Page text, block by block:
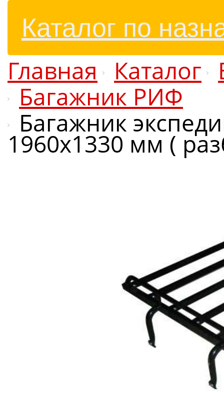
Каталог по
Главная Каталог
Багажник РИФ
Багажник
1960х1330 мм (